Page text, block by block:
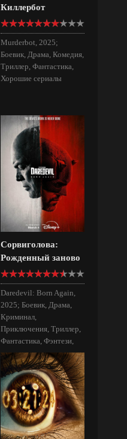
Киллербот
Murderbot, 2025;
Боевик, Драма, Комедия,
Триллер, Фантастика,
Хорошие сериалы
Сорвиголова:
Рожденный заново
Daredevil: Born Again,
2025; Боевик, Драма,
Криминал,
Приключения, Триллер,
Фантастика, Фэнтези,
Хорошие сериалы